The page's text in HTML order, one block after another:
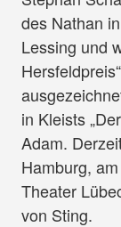
des Nathan
Lessing und
in Kleists
Adam.
Hamburg,
Theater
von Sting.